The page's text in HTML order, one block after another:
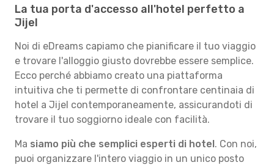
La tua porta d'accesso all'hotel perfetto a
Jijel
Noi di eDreams capiamo che pianificare il tuo viaggio
e trovare l'alloggio giusto dovrebbe essere semplice.
Ecco perché abbiamo creato una piattaforma
intuitiva che ti permette di confrontare centinaia di
hotel a Jijel contemporaneamente, assicurandoti di
trovare il tuo soggiorno ideale con facilità.
Ma siamo più che semplici esperti di hotel. Con noi,
puoi organizzare l'intero viaggio in un unico posto